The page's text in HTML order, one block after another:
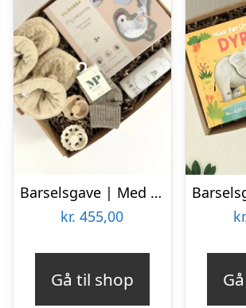
Barselsgave | Med mit første puslespil
kr. 455,00
Gå til shop